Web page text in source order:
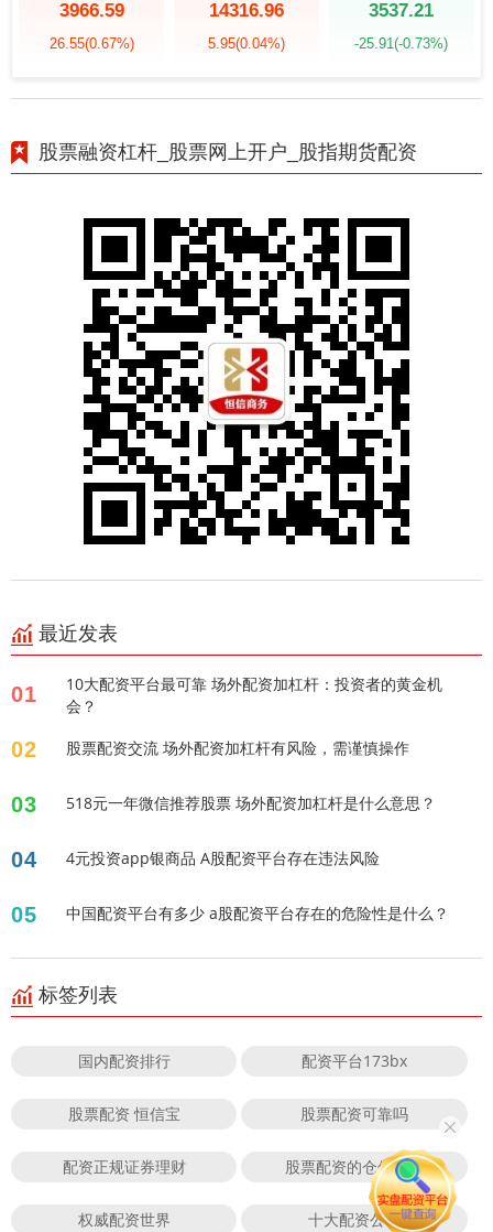
3966.59
26.55(0.67%)
14316.96
5.95(0.04%)
3537.21
-25.91(-0.73%)
股票融资杠杆_股票网上开户_股指期货配资
最近发表
01
10大配资平台最可靠 场外配资加杠杆：投资者的黄金机
会？
02 股票配资交流 场外配资加杠杆有风险，需谨慎操作
03 518元一年微信推荐股票 场外配资加杠杆是什么意思？
04 4元投资app银商品 A股配资平台存在违法风险
05 中国配资平台有多少 a股配资平台存在的危险性是什么？
标签列表
国内配资排行 配资平台173bx
股票配资 恒信宝 股票配资可靠吗
配资正规证券理财 股票配资的仓位管理
权威配资世界 十大配资公司